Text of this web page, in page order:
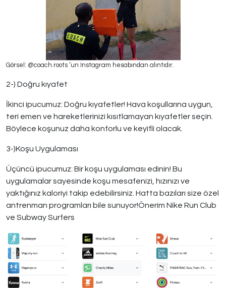
Görsel: @coach.roots ‘un Instagram hesabından alıntıdır.
2-) Doğru kıyafet
İkinci ipucumuz: Doğru kıyafetler! Hava koşullarına uygun,
teri emen ve hareketlerinizi kısıtlamayan kıyafetler seçin.
Böylece koşunuz daha konforlu ve keyifli olacak.
3-)Koşu Uygulaması
Üçüncü ipucumuz: Bir koşu uygulaması edinin! Bu
uygulamalar sayesinde koşu mesafenizi, hızınızı ve
yaktığınız kaloriyi takip edebilirsiniz. Hatta bazıları size özel
antrenman programları bile sunuyor!Önerim Nike Run Club
ve Subway Surfers